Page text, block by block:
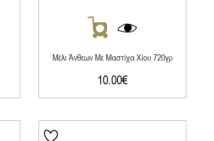
Μέλι Άνθεων Με Μαστίχα Χίου 720γρ
10.00€